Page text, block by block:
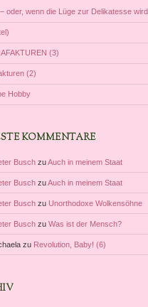
– oder, wenn die Lüge zur Delikatesse wird
(3)
(2)
Hobby
KOMMENTARE
Busch zuAuch in meinem Staat
Busch zuAuch in meinem Staat
Busch zu Unorthodoxe Wolkensöhne
Busch zuWas ist der Mensch?
zu Revolution, Baby! (6)